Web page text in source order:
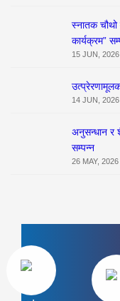
स्नातक चौथो
कार्यक्रम”
15 JUN, 2026
14 JUN, 2026
अनुसन्धान र
सम्पन्न
26 MAY, 2026